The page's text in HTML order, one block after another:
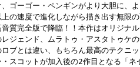
ゴーゴー・ペンギンがより大胆に、
の速度で進化しながら描き出す無限
質完全版で降臨！！本作はオリジナ
ジェンド、ムラトゥ・アスタトゥケ
ブとは違い、もちろん最高のテクニ
スコットが加入後の2作目となる「ネ